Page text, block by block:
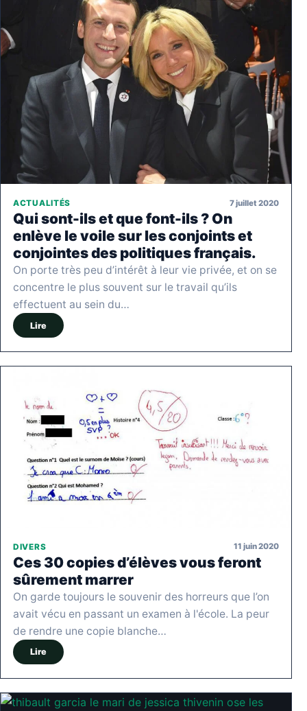
ACTUALITÉS 7 juillet 2020
Qui sont-ils et que font-ils ? On
enlève le voile sur les conjoints et
conjointes des politiques français.
On porte très peu d’intérêt à leur vie privée, et on se
concentre le plus souvent sur le travail qu’ils
effectuent au sein du…
Lire
DIVERS 11 juin 2020
Ces 30 copies d’élèves vous feront
sûrement marrer
On garde toujours le souvenir des horreurs que l’on
avait vécu en passant un examen à l'école. La peur
de rendre une copie blanche…
Lire